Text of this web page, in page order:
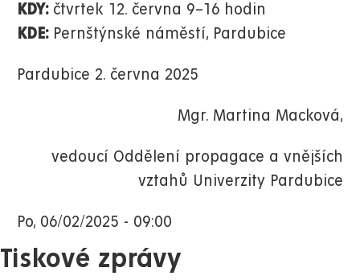
KDY:čtvrtek 12. června 9–16 hodin
KDE:Pernštýnské náměstí, Pardubice
Pardubice 2. června 2025
Mgr. Martina Macková,
vedoucí Oddělení propagace a vnějších
vztahů Univerzity Pardubice
Po, 06/02/2025 - 09:00
Tiskové zprávy